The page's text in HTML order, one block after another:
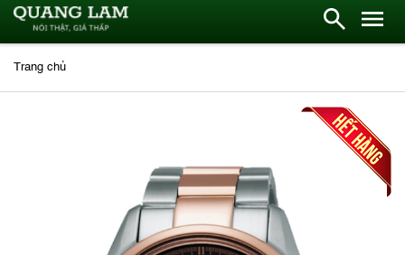
Trang chủ